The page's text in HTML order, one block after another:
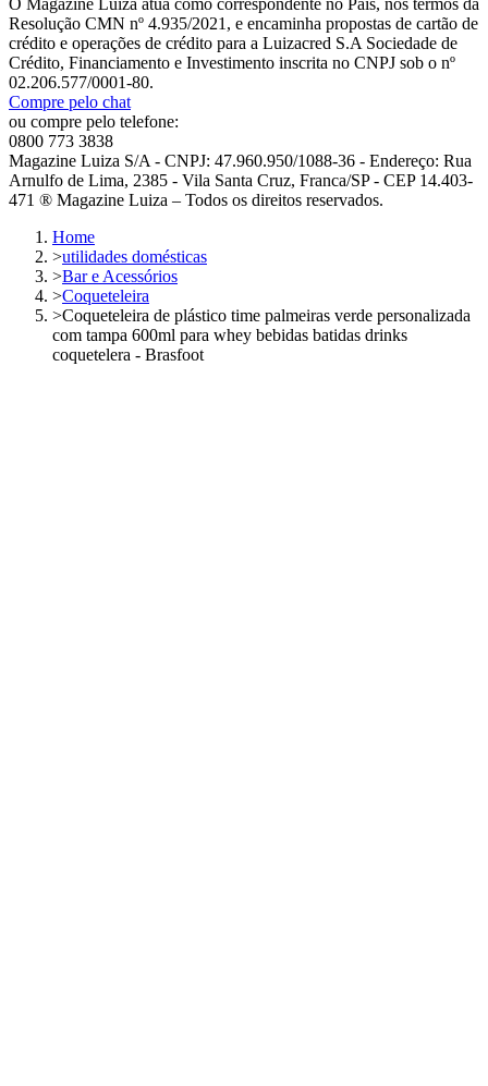
Resolução CMN nº 4.935/2021, e encaminha propostas de cartão de
crédito e operações de crédito para a Luizacred S.A Sociedade de
Crédito, Financiamento e Investimento inscrita no CNPJ sob o nº
02.206.577/0001-80.
Compre pelo chat
ou compre pelo telefone:
0800 773 3838
Magazine Luiza S/A - CNPJ: 47.960.950/1088-36 - Endereço: Rua
Arnulfo de Lima, 2385 - Vila Santa Cruz, Franca/SP - CEP 14.403-
471 ® Magazine Luiza – Todos os direitos reservados.
Home
>utilidades domésticas
>Bar e Acessórios
>Coqueteleira
>Coqueteleira de plástico time palmeiras verde personalizada
com tampa 600ml para whey bebidas batidas drinks
coquetelera - Brasfoot